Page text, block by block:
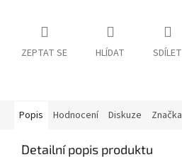
ZEPTAT SE HLÍDAT SDÍLET
Popis Hodnocení Diskuze Značka
Detailní popis produktu